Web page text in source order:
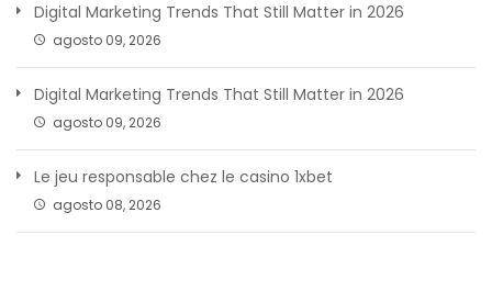
Digital Marketing Trends That Still Matter in 2026
agosto 09, 2026
Digital Marketing Trends That Still Matter in 2026
agosto 09, 2026
Le jeu responsable chez le casino 1xbet
agosto 08, 2026